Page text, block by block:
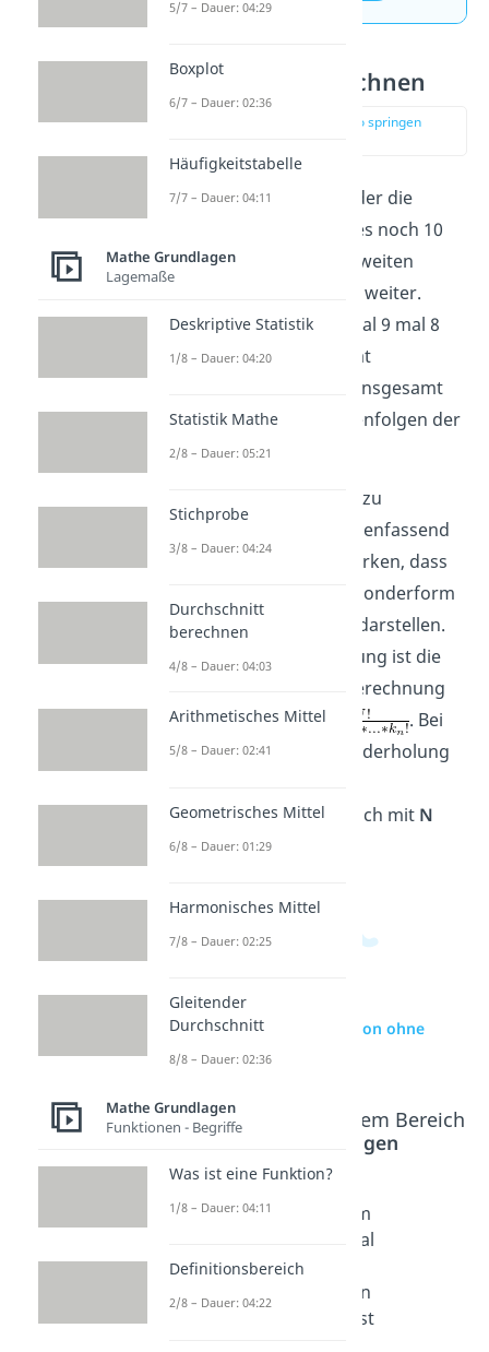
Permutation berechnen
zur Stelle im Video springen
Für den ersten Student, der die
Vorlesung verlässt, gibt es noch 10
Möglichkeiten. Für den zweiten
schon nur noch 9 und so weiter.
Insgesamt gibt also 10 mal 9 mal 8
mal 7 etc., also 10 Fakultät
Möglichkeiten. Das sind insgesamt
3.628.800 mögliche Reihenfolgen der
Studenten!
So, das wars auch schon zu
Permutationen! Zusammenfassend
musst du dir also nur merken, dass
Permutationen eine Art Sonderform
der Variationen mit
darstellen.
Im Falle einer Wiederholung ist die
allgemeine Formel zur Berechnung
der Möglichkeiten
. Bei
Permutationen ohne Wiederholung
Möglichkeiten ganz einfach mit N
Fakultätberechnen.
zur Videoseite: Permutation ohne
Wiederholung
Beliebte Inhalte aus dem Bereich
Mathe Grundlagen
Ziegenpr
Dauer: 04:41
Euklidisc
Distanz
Dreidim
ensional
Koordin
atensyst
5/7 – Dauer: 04:29
Boxplot
6/7 – Dauer: 02:36
Häufigkeitstabelle
7/7 – Dauer: 04:11
Mathe Grundlagen
Lagemaße
Deskriptive Statistik
1/8 – Dauer: 04:20
Statistik Mathe
2/8 – Dauer: 05:21
Stichprobe
3/8 – Dauer: 04:24
Durchschnitt
berechnen
4/8 – Dauer: 04:03
Arithmetisches Mittel
5/8 – Dauer: 02:41
Geometrisches Mittel
6/8 – Dauer: 01:29
Harmonisches Mittel
7/8 – Dauer: 02:25
Gleitender
Durchschnitt
8/8 – Dauer: 02:36
Mathe Grundlagen
Funktionen - Begriffe
Was ist eine Funktion?
1/8 – Dauer: 04:11
Definitionsbereich
2/8 – Dauer: 04:22